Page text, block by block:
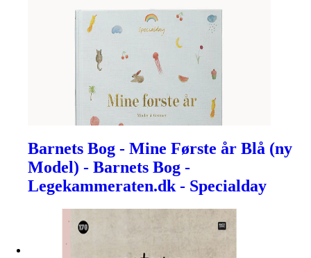
Barnets Bog - Mine Første år Blå (ny
Model) - Barnets Bog -
Legekammeraten.dk - Specialday